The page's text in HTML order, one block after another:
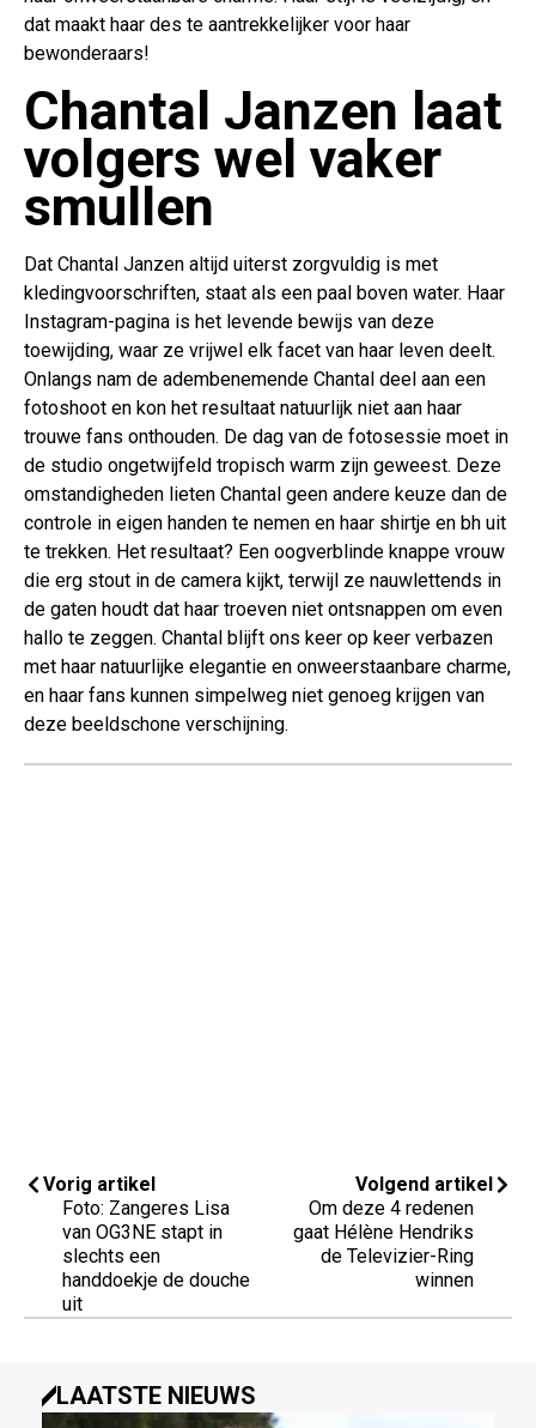
dat maakt haar des te aantrekkelijker voor haar
bewonderaars!
Chantal Janzen laat
volgers wel vaker
smullen
Dat Chantal Janzen altijd uiterst zorgvuldig is met
kledingvoorschriften, staat als een paal boven water. Haar
Instagram-pagina is het levende bewijs van deze
toewijding, waar ze vrijwel elk facet van haar leven deelt.
Onlangs nam de adembenemende Chantal deel aan een
fotoshoot en kon het resultaat natuurlijk niet aan haar
trouwe fans onthouden. De dag van de fotosessie moet in
de studio ongetwijfeld tropisch warm zijn geweest. Deze
omstandigheden lieten Chantal geen andere keuze dan de
controle in eigen handen te nemen en haar shirtje en bh uit
te trekken. Het resultaat? Een oogverblinde knappe vrouw
die erg stout in de camera kijkt, terwijl ze nauwlettends in
de gaten houdt dat haar troeven niet ontsnappen om even
hallo te zeggen. Chantal blijft ons keer op keer verbazen
met haar natuurlijke elegantie en onweerstaanbare charme,
en haar fans kunnen simpelweg niet genoeg krijgen van
deze beeldschone verschijning.
Vorig artikel
Foto: Zangeres Lisa
van OG3NE stapt in
slechts een
handdoekje de douche
uit
Volgend artikel
Om deze 4 redenen
gaat Hélène Hendriks
de Televizier-Ring
winnen
LAATSTE NIEUWS